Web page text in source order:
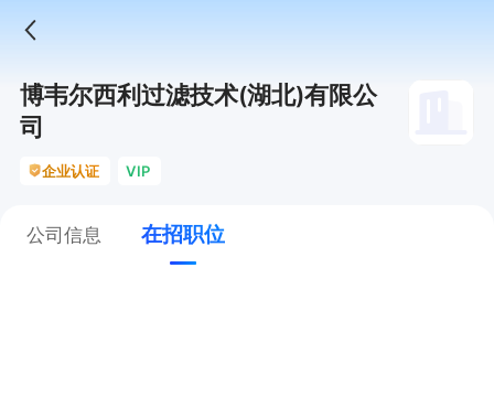
博韦尔西利过滤技术(湖北)有限公
司
企业认证 VIP
公司信息 在招职位